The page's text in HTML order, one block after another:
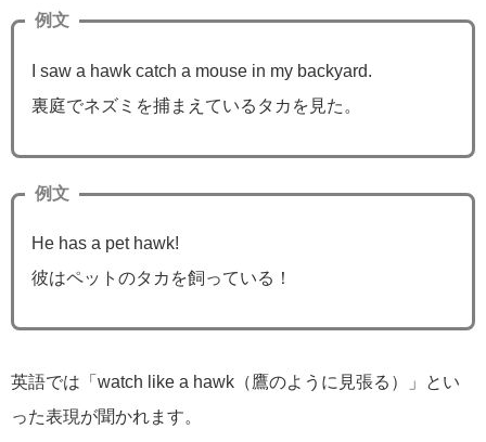
例文
I saw a hawk catch a mouse in my backyard.
裏庭でネズミを捕まえているタカを見た。
例文
He has a pet hawk!
彼はペットのタカを飼っている！
英語では「watch like a hawk（鷹のように見張る）」とい
った表現が聞かれます。